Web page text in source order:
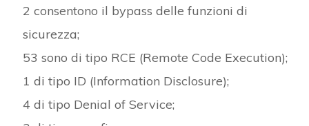
2 consentono il bypass delle funzioni di
sicurezza;
53 sono di tipo RCE (Remote Code Execution);
1 di tipo ID (Information Disclosure);
4 di tipo Denial of Service;